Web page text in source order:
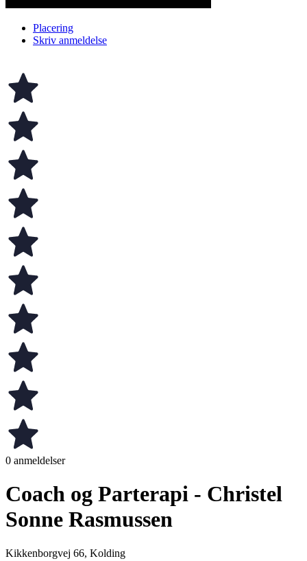
Placering
Skriv anmeldelse
0 anmeldelser
Coach og Parterapi - Christel
Sonne Rasmussen
Kikkenborgvej 66, Kolding